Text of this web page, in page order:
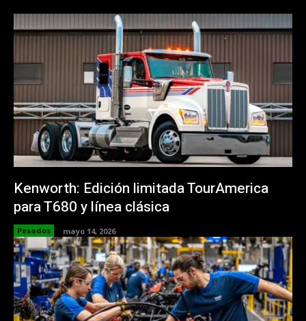
Kenworth: Edición limitada TourAmerica
para T680 y línea clásica
Pesados mayo 14, 2026